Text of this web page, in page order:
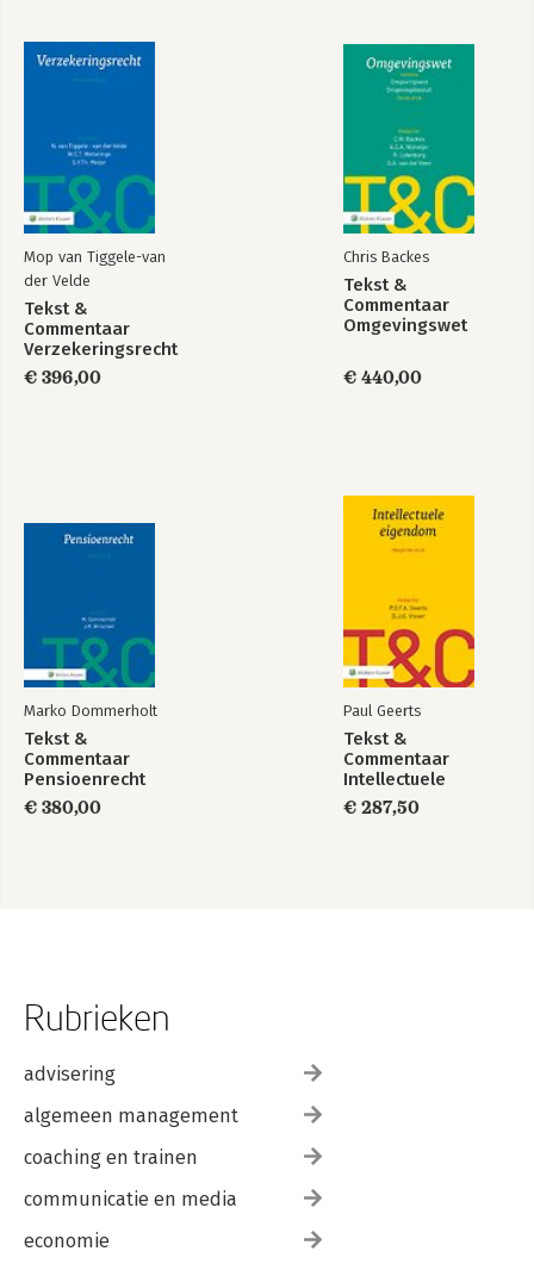
Mop van Tiggele-van
der Velde
Tekst &
Commentaar
Verzekeringsrecht
€ 396,00
Chris Backes
Tekst &
Commentaar
Omgevingswet
€ 440,00
Marko Dommerholt
Tekst &
Commentaar
Pensioenrecht
€ 380,00
Paul Geerts
Tekst &
Commentaar
Intellectuele
eigendom
€ 287,50
Rubrieken
advisering
algemeen management
coaching en trainen
communicatie en media
economie